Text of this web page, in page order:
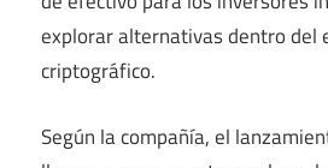
explorar alternativas dentro del
criptográfico.
Según la compañía, el